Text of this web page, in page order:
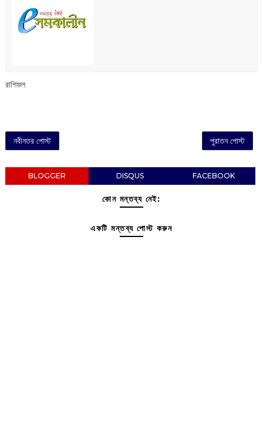
রাশিফল
নবীনতর পোস্ট পুরাতন পোস্ট
BLOGGER DISQUS FACEBOOK
কোন মন্তব্য নেই:
একটি মন্তব্য পোস্ট করুন